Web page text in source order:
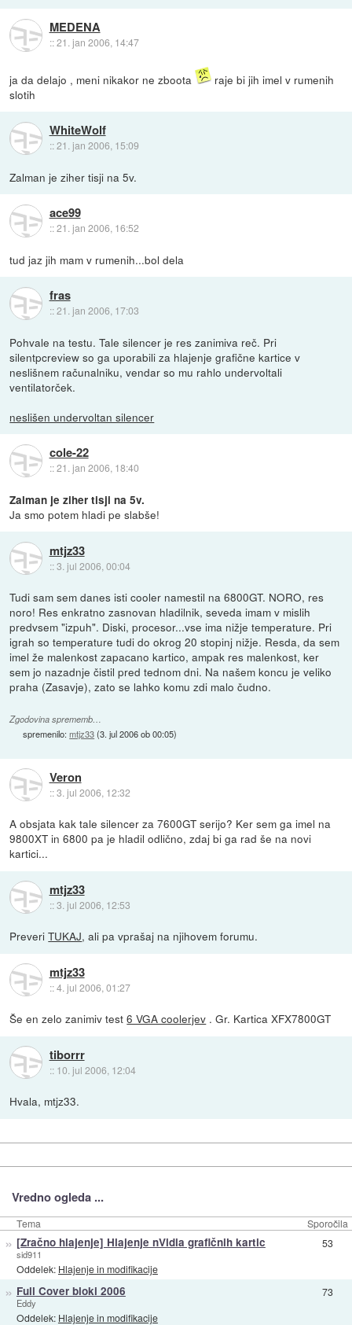
MEDENA
::21. jan 2006, 14:47
ja da delajo , meni nikakor ne zboota
raje bi jih imel v rumenih
slotih
WhiteWolf
::21. jan 2006, 15:09
Zalman je ziher tisji na 5v.
ace99
::21. jan 2006, 16:52
tud jaz jih mam v rumenih...bol dela
fras
::21. jan 2006, 17:03
Pohvale na testu. Tale silencer je res zanimiva reč. Pri
silentpcreview so ga uporabili za hlajenje grafične kartice v
neslišnem računalniku, vendar so mu rahlo undervoltali
ventilatorček.
neslišen undervoltan silencer
cole-22
::21. jan 2006, 18:40
Zalman je ziher tisji na 5v.
Ja smo potem hladi pe slabše!
mtjz33
::3. jul 2006, 00:04
Tudi sam sem danes isti cooler namestil na 6800GT. NORO, res
noro! Res enkratno zasnovan hladilnik, seveda imam v mislih
predvsem "izpuh". Diski, procesor...vse ima nižje temperature. Pri
igrah so temperature tudi do okrog 20 stopinj nižje. Resda, da sem
imel že malenkost zapacano kartico, ampak res malenkost, ker
sem jo nazadnje čistil pred tednom dni. Na našem koncu je veliko
praha (Zasavje), zato se lahko komu zdi malo čudno.
Zgodovina sprememb…
spremenilo:mtjz33(3. jul 2006 ob 00:05)
Veron
::3. jul 2006, 12:32
A obsjata kak tale silencer za 7600GT serijo? Ker sem ga imel na
9800XT in 6800 pa je hladil odlično, zdaj bi ga rad še na novi
kartici...
mtjz33
::3. jul 2006, 12:53
PreveriTUKAJ, ali pa vprašaj na njihovem forumu.
mtjz33
::4. jul 2006, 01:27
Še en zelo zanimiv test6 VGA coolerjev . Gr. Kartica XFX7800GT
tiborrr
:: 10. jul 2006, 12:04
Hvala, mtjz33.
Vredno ogleda ...
Tema Sporočila
» [Zračno hlajenje] Hlajenje nVidia grafičnih kartic
sid911
Oddelek: Hlajenje in modifikacije
53
» Full Cover bloki 2006
Eddy
Oddelek: Hlajenje in modifikacije
73